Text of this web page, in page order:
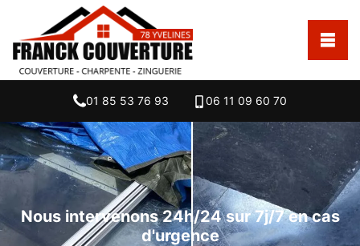
01 85 53 76 93 06 11 09 60 70
Nous intervenons 24h/24 sur 7j/7 en cas
d'urgence